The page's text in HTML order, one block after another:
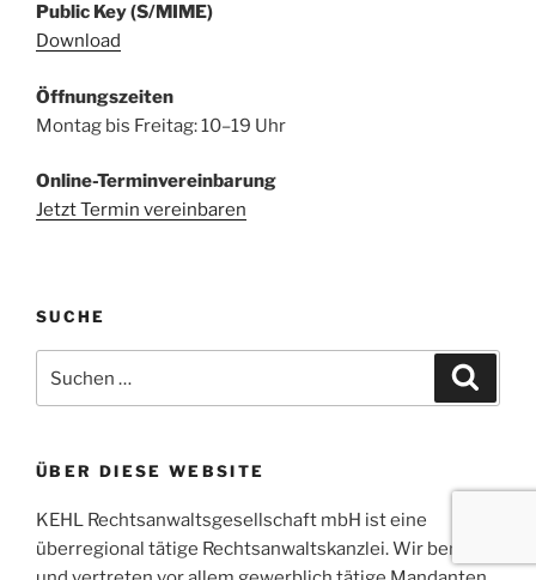
Public Key (S/MIME)
Download
Öffnungszeiten
Montag bis Freitag: 10–19 Uhr
Online-Terminvereinbarung
Jetzt Termin vereinbaren
SUCHE
nach:
ÜBER DIESE WEBSITE
KEHL Rechtsanwaltsgesellschaft mbH ist eine
überregional tätige Rechtsanwaltskanzlei. Wir beraten